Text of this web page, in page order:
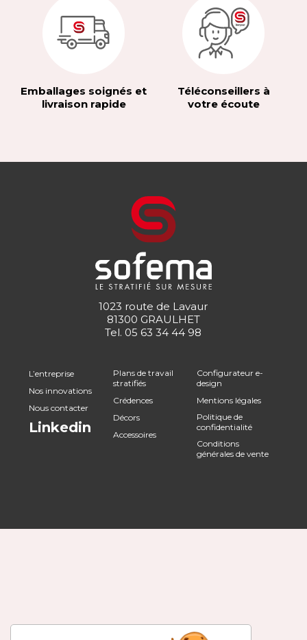
Emballages soignés et
livraison rapide
Téléconseillers à
votre écoute
1023 route de Lavaur
81300 GRAULHET
Tel. 05 63 34 44 98
L’entreprise
Nos innovations
Nous contacter
Linkedin
Plans de travail
stratifiés
Crédences
Décors
Accessoires
Configurateur e-
design
Mentions légales
Politique de
confidentialité
Conditions
générales de vente